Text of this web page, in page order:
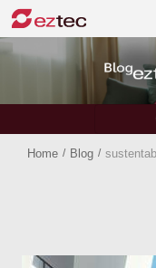
Home / Blog /